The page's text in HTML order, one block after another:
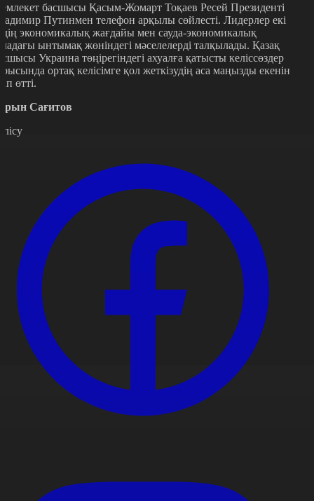
басшысы Қасым-Жомарт Тоқаев Ресей Президенті
Путинмен телефон арқылы сөйлесті. Лидерлер екі
экономикалық жағдайы мен сауда-экономикалық
ынтымақ жөніндегі мәселелерді талқылады. Қазақ
Украина төңірегіндегі ахуалға қатысты келіссөздер
ортақ келісімге қол жеткізудің аса маңызды екенін
өтті.
Сағитов